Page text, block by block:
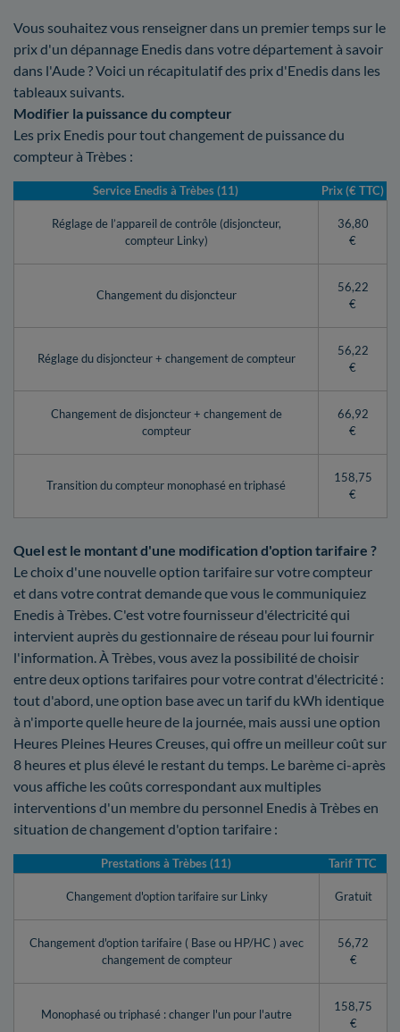
Vous souhaitez vous renseigner dans un premier temps sur le
prix d'un dépannage Enedis dans votre département à savoir
dans l'Aude ? Voici un récapitulatif des prix d'Enedis dans les
tableaux suivants.
Modifier la puissance du compteur
Les prix Enedis pour tout changement de puissance du
compteur à Trèbes :
Service Enedis à Trèbes (11) Prix (€ TTC)
Réglage de l’appareil de contrôle (disjoncteur,
compteur Linky)
36,80
€
Changement du disjoncteur
56,22
€
Réglage du disjoncteur + changement de compteur
56,22
€
Changement de disjoncteur + changement de
compteur
66,92
€
Transition du compteur monophasé en triphasé
158,75
€
Quel est le montant d'une modification d'option tarifaire ?
Le choix d'une nouvelle option tarifaire sur votre compteur
et dans votre contrat demande que vous le communiquiez
Enedis à Trèbes. C'est votre fournisseur d'électricité qui
intervient auprès du gestionnaire de réseau pour lui fournir
l'information. À Trèbes, vous avez la possibilité de choisir
entre deux options tarifaires pour votre contrat d'électricité :
tout d'abord, une option base avec un tarif du kWh identique
à n'importe quelle heure de la journée, mais aussi une option
Heures Pleines Heures Creuses, qui offre un meilleur coût sur
8 heures et plus élevé le restant du temps. Le barème ci-après
vous affiche les coûts correspondant aux multiples
interventions d'un membre du personnel Enedis à Trèbes en
situation de changement d'option tarifaire :
Prestations à Trèbes (11) Tarif TTC
Changement d'option tarifaire sur Linky Gratuit
Changement d'option tarifaire ( Base ou HP/HC ) avec
changement de compteur
56,72
€
Monophasé ou triphasé : changer l'un pour l'autre
158,75
€